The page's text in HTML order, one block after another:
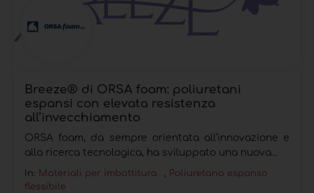
Breeze® di ORSA foam: poliuretani
espansi con elevata resistenza
all’invecchiamento
ORSA foam, da sempre orientata all’innovazione e
alla ricerca tecnologica, ha sviluppato una nuova...
In: Materiali per imbottitura , Poliuretano espanso
flessibile